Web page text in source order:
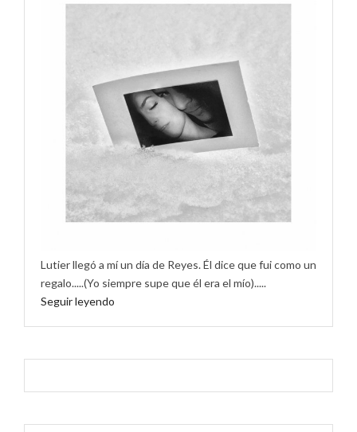
Lutier llegó a mí un día de Reyes. Él dice que fui como un
regalo.....(Yo siempre supe que él era el mío).....
Seguir leyendo